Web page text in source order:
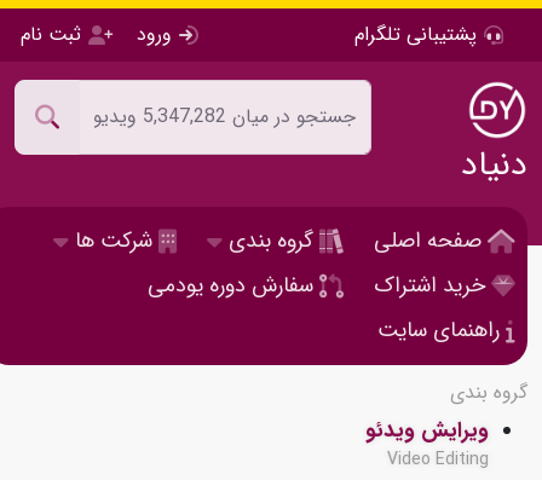
پشتیبانی تلگرام ورود ثبت نام
دنیاد
صفحه اصلی گروه بندی
شرکت ها
خرید اشتراک
سفارش دوره یودمی
راهنمای سایت
گروه بندی
ویرایش ویدئو
Video Editing